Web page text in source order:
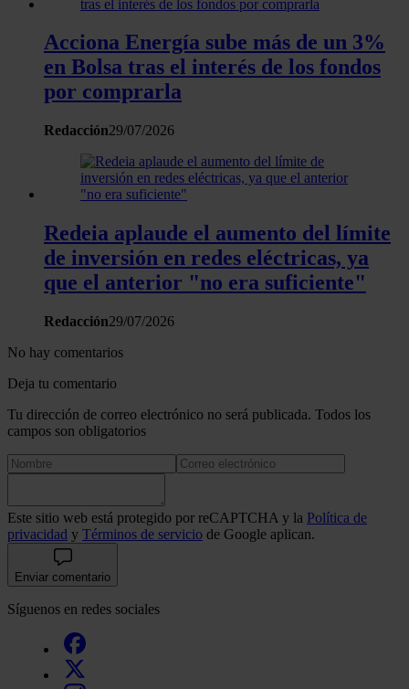
Acciona Energía sube más de un 3%
en Bolsa tras el interés de los fondos
por comprarla
Redacción29/07/2026
Redeia aplaude el aumento del límite
de inversión en redes eléctricas, ya
que el anterior "no era suficiente"
Redacción29/07/2026
No hay comentarios
Deja tu comentario
Tu dirección de correo electrónico no será publicada. Todos los
campos son obligatorios
Este sitio web está protegido por reCAPTCHA y la Política de
privacidad y Términos de servicio de Google aplican.
Enviar comentario
Síguenos en redes sociales